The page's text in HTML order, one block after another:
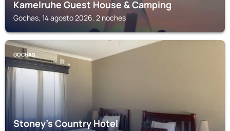
Kamelruhe Guest House & Camping
Gochas, 14 agosto 2026, 2 noches
GOCHAS
Stoney's Country Hotel